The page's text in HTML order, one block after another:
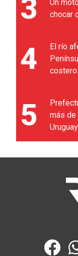
3
Un
chocar
4
El río
5
más de
Uruguay